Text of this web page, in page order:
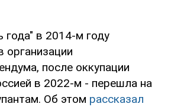
года" в 2014-м году
организации
после оккупации
в 2022-м - перешла на
Об этом рассказал